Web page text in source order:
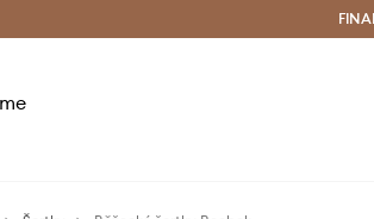
Doručení a vrácení zdarma (od